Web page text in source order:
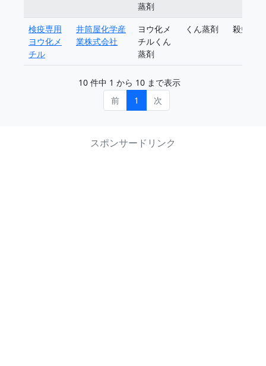
蒸剤
検疫専用
ヨウ化メ
チル
井筒屋化学産
業株式会社
ヨウ化メ
チルくん
蒸剤
くん蒸剤 殺虫剤
10 件中 1 から 10 まで表示
前
1 次
スポンサードリンク